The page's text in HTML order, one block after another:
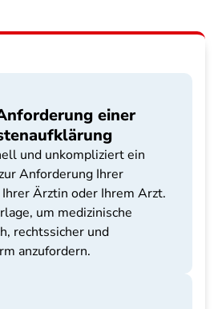
einer
und unkompliziert ein
Anforderung Ihrer
Ärztin oder Ihrem Arzt.
um medizinische
rechtssicher und
anzufordern.